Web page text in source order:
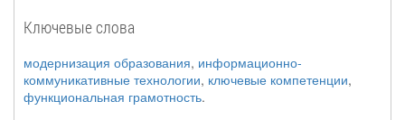
Ключевые слова
модернизация образования, информационно-
коммуникативные технологии, ключевые компетенции,
функциональная грамотность.